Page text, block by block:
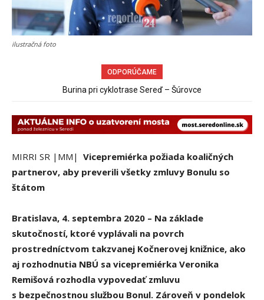
ilustračná foto
ODPORÚČAME
Burina pri cyklotrase Sereď – Šúrovce
MIRRI SR |MM| Vicepremiérka požiada koaličných
partnerov, aby preverili všetky zmluvy Bonulu so
štátom
Bratislava, 4. septembra 2020 – Na základe
skutočností, ktoré vyplávali na povrch
prostredníctvom takzvanej Kočnerovej knižnice, ako
aj rozhodnutia NBÚ sa vicepremiérka Veronika
Remišová rozhodla vypovedať zmluvu
s bezpečnostnou službou Bonul. Zároveň v pondelok